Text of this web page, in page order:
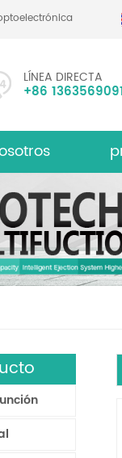
optoelectrónica co.,
LÍNEA DIRECTA
+86